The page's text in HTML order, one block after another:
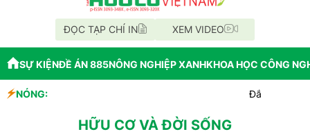
ĐỌC TẠP CHÍ IN XEM VIDEO
SỰ KIỆNĐỀ ÁN 885NÔNG NGHIỆP XANHKHOA HỌC CÔNG
NÓNG:
Đắk Lắk tổ chức diễu
Tổ chức lấy mẫu AND
HỮU CƠ VÀ ĐỜI SỐNG